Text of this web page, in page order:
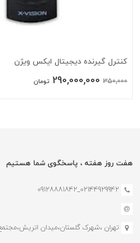
کنترل گیرنده دیجیتال ایکس ویژن
350,000
290,000,000 تومان
هفت روز هفته ، پاسخگوی شما هستیم
02144929942_09128881842
تهران ،شهرک گلستان،میدان اتریش،مجتمع